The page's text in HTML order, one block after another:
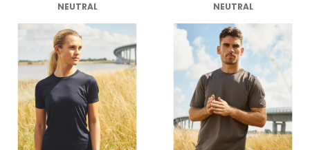
NEUTRAL NEUTRAL